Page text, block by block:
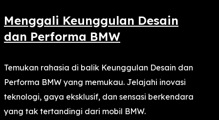
Menggali Keunggulan Desain
dan Performa BMW
Temukan rahasia di balik Keunggulan Desain dan
Performa BMW yang memukau. Jelajahi inovasi
teknologi, gaya eksklusif, dan sensasi berkendara
yang tak tertandingi dari mobil BMW.